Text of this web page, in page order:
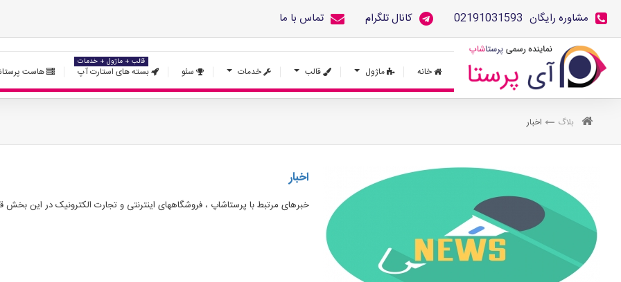
مشاوره رایگان 02191031593 کانال تلگرام تماس با ما
خانه ماژول قالب خدمات سئو بسته های استارت آپ
قالب + ماژول + خدمات
هاست
بلاگ اخبار
اخبار
خبرهای مرتبط با پرستاشاپ ، فروشگاههای اینترنتی و تجارت الکترونیک در این بخش